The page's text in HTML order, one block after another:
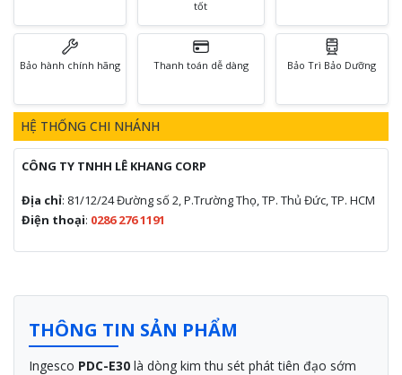
tốt
Bảo hành chính hãng Thanh toán dễ dàng Bảo Trì Bảo Dưỡng
HỆ THỐNG CHI NHÁNH
CÔNG TY TNHH LÊ KHANG CORP
Địa chỉ: 81/12/24 Đường số 2, P.Trường Thọ, TP. Thủ Đức, TP. HCM
Điện thoại: 0286 276 1191
THÔNG TIN SẢN PHẨM
Ingesco PDC-E30 là dòng kim thu sét phát tiên đạo sớm